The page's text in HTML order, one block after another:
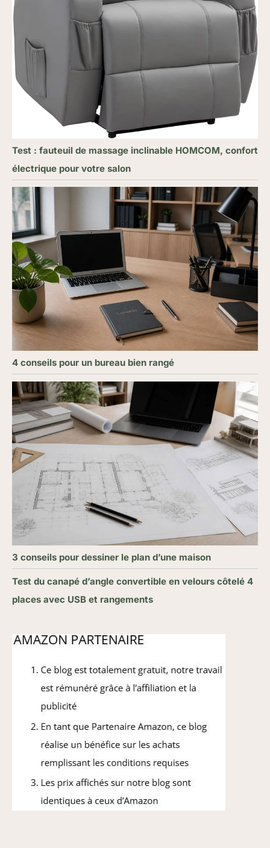
Test : fauteuil de massage inclinable HOMCOM, confort
électrique pour votre salon
4 conseils pour un bureau bien rangé
3 conseils pour dessiner le plan d’une maison
Test du canapé d’angle convertible en velours côtelé 4
places avec USB et rangements